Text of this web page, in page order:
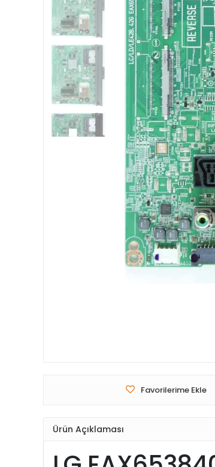
Favorilerime Ekle
Ürün Açıklaması